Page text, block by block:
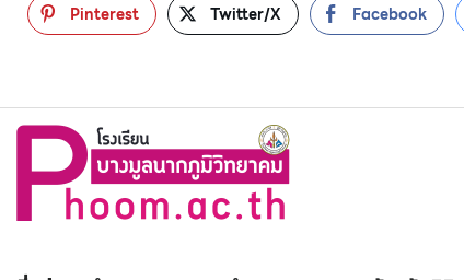
Pinterest Twitter/X Facebook